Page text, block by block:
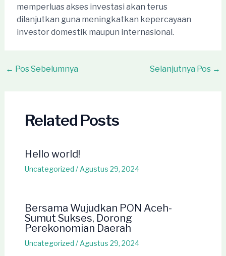
memperluas akses investasi akan terus
dilanjutkan guna meningkatkan kepercayaan
investor domestik maupun internasional.
Post
← Pos Sebelumnya Selanjutnya Pos →
Related Posts
Hello world!
Uncategorized / Agustus 29, 2024
Bersama Wujudkan PON Aceh-
Sumut Sukses, Dorong
Perekonomian Daerah
Uncategorized / Agustus 29, 2024